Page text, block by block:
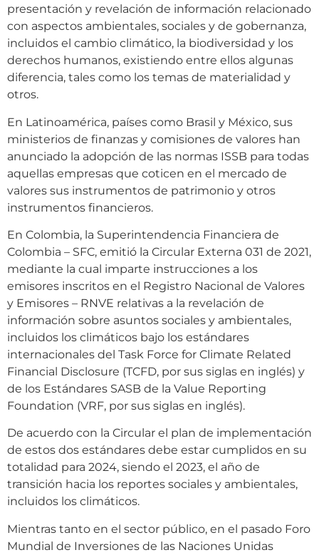
presentación y revelación de información relacionado
con aspectos ambientales, sociales y de gobernanza,
incluidos el cambio climático, la biodiversidad y los
derechos humanos, existiendo entre ellos algunas
diferencia, tales como los temas de materialidad y
otros.
En Latinoamérica, países como Brasil y México, sus
ministerios de finanzas y comisiones de valores han
anunciado la adopción de las normas ISSB para todas
aquellas empresas que coticen en el mercado de
valores sus instrumentos de patrimonio y otros
instrumentos financieros.
En Colombia, la Superintendencia Financiera de
Colombia – SFC, emitió la Circular Externa 031 de 2021,
mediante la cual imparte instrucciones a los
emisores inscritos en el Registro Nacional de Valores
y Emisores – RNVE relativas a la revelación de
información sobre asuntos sociales y ambientales,
incluidos los climáticos bajo los estándares
internacionales del Task Force for Climate Related
Financial Disclosure (TCFD, por sus siglas en inglés) y
de los Estándares SASB de la Value Reporting
Foundation (VRF, por sus siglas en inglés).
De acuerdo con la Circular el plan de implementación
de estos dos estándares debe estar cumplidos en su
totalidad para 2024, siendo el 2023, el año de
transición hacia los reportes sociales y ambientales,
incluidos los climáticos.
Mientras tanto en el sector público, en el pasado Foro
Mundial de Inversiones de las Naciones Unidas